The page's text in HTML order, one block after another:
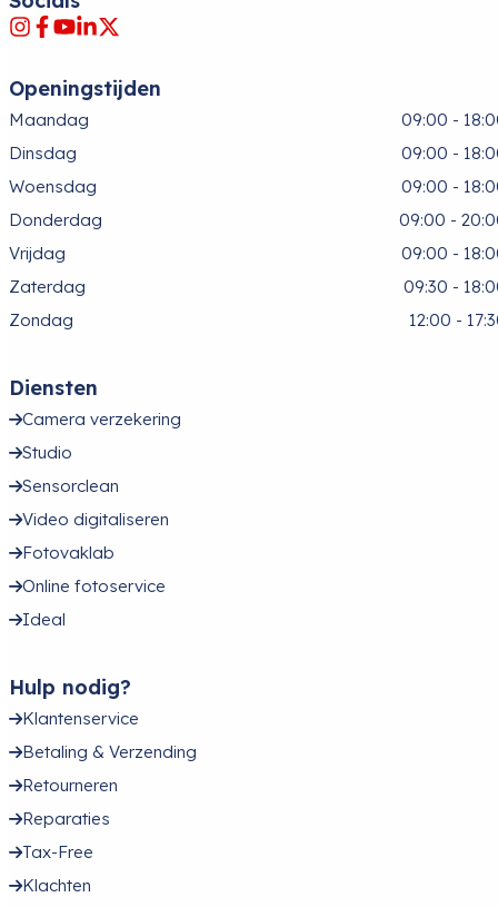
Openingstijden
Maandag
09:00 -
Dinsdag
09:00 -
Woensdag
09:00 -
Donderdag
09:00 -
Vrijdag
09:00 -
Zaterdag
09:30 -
Zondag
12:00 -
Diensten
Camera verzekering
Studio
Sensorclean
Video digitaliseren
Fotovaklab
Online fotoservice
Ideal
Hulp nodig?
Klantenservice
Betaling & Verzending
Retourneren
Reparaties
Tax-Free
Klachten